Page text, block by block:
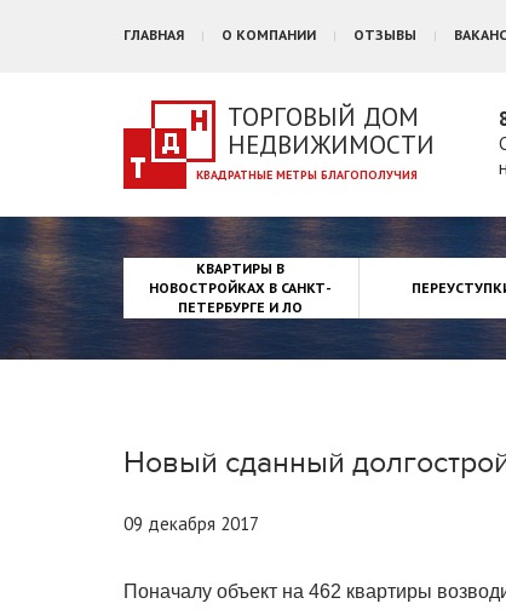
ГЛАВНАЯ О КОМПАНИИ ОТЗЫВЫ
ТОРГОВЫЙ ДОМ
НЕДВИЖИМОСТИ
КВАРТИРЫ В
НОВОСТРОЙКАХ В САНКТ-
ПЕТЕРБУРГЕ И ЛО
Новый сданный
09 декабря 2017
Поначалу объект на 462 квартиры